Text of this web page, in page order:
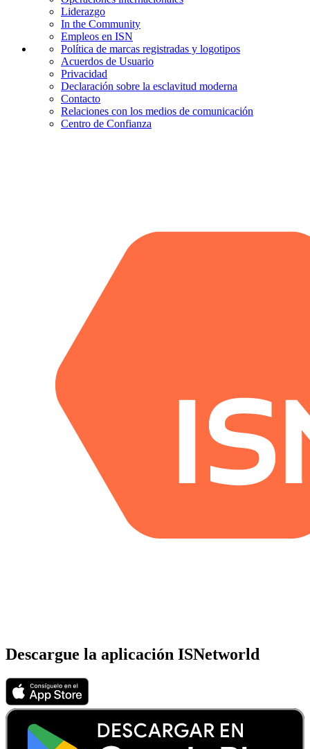
Liderazgo
In the Community
Empleos en ISN
Política de marcas registradas y logotipos
Acuerdos de Usuario
Privacidad
Declaración sobre la esclavitud moderna
Contacto
Relaciones con los medios de comunicación
Centro de Confianza
Descargue la aplicación ISNetworld